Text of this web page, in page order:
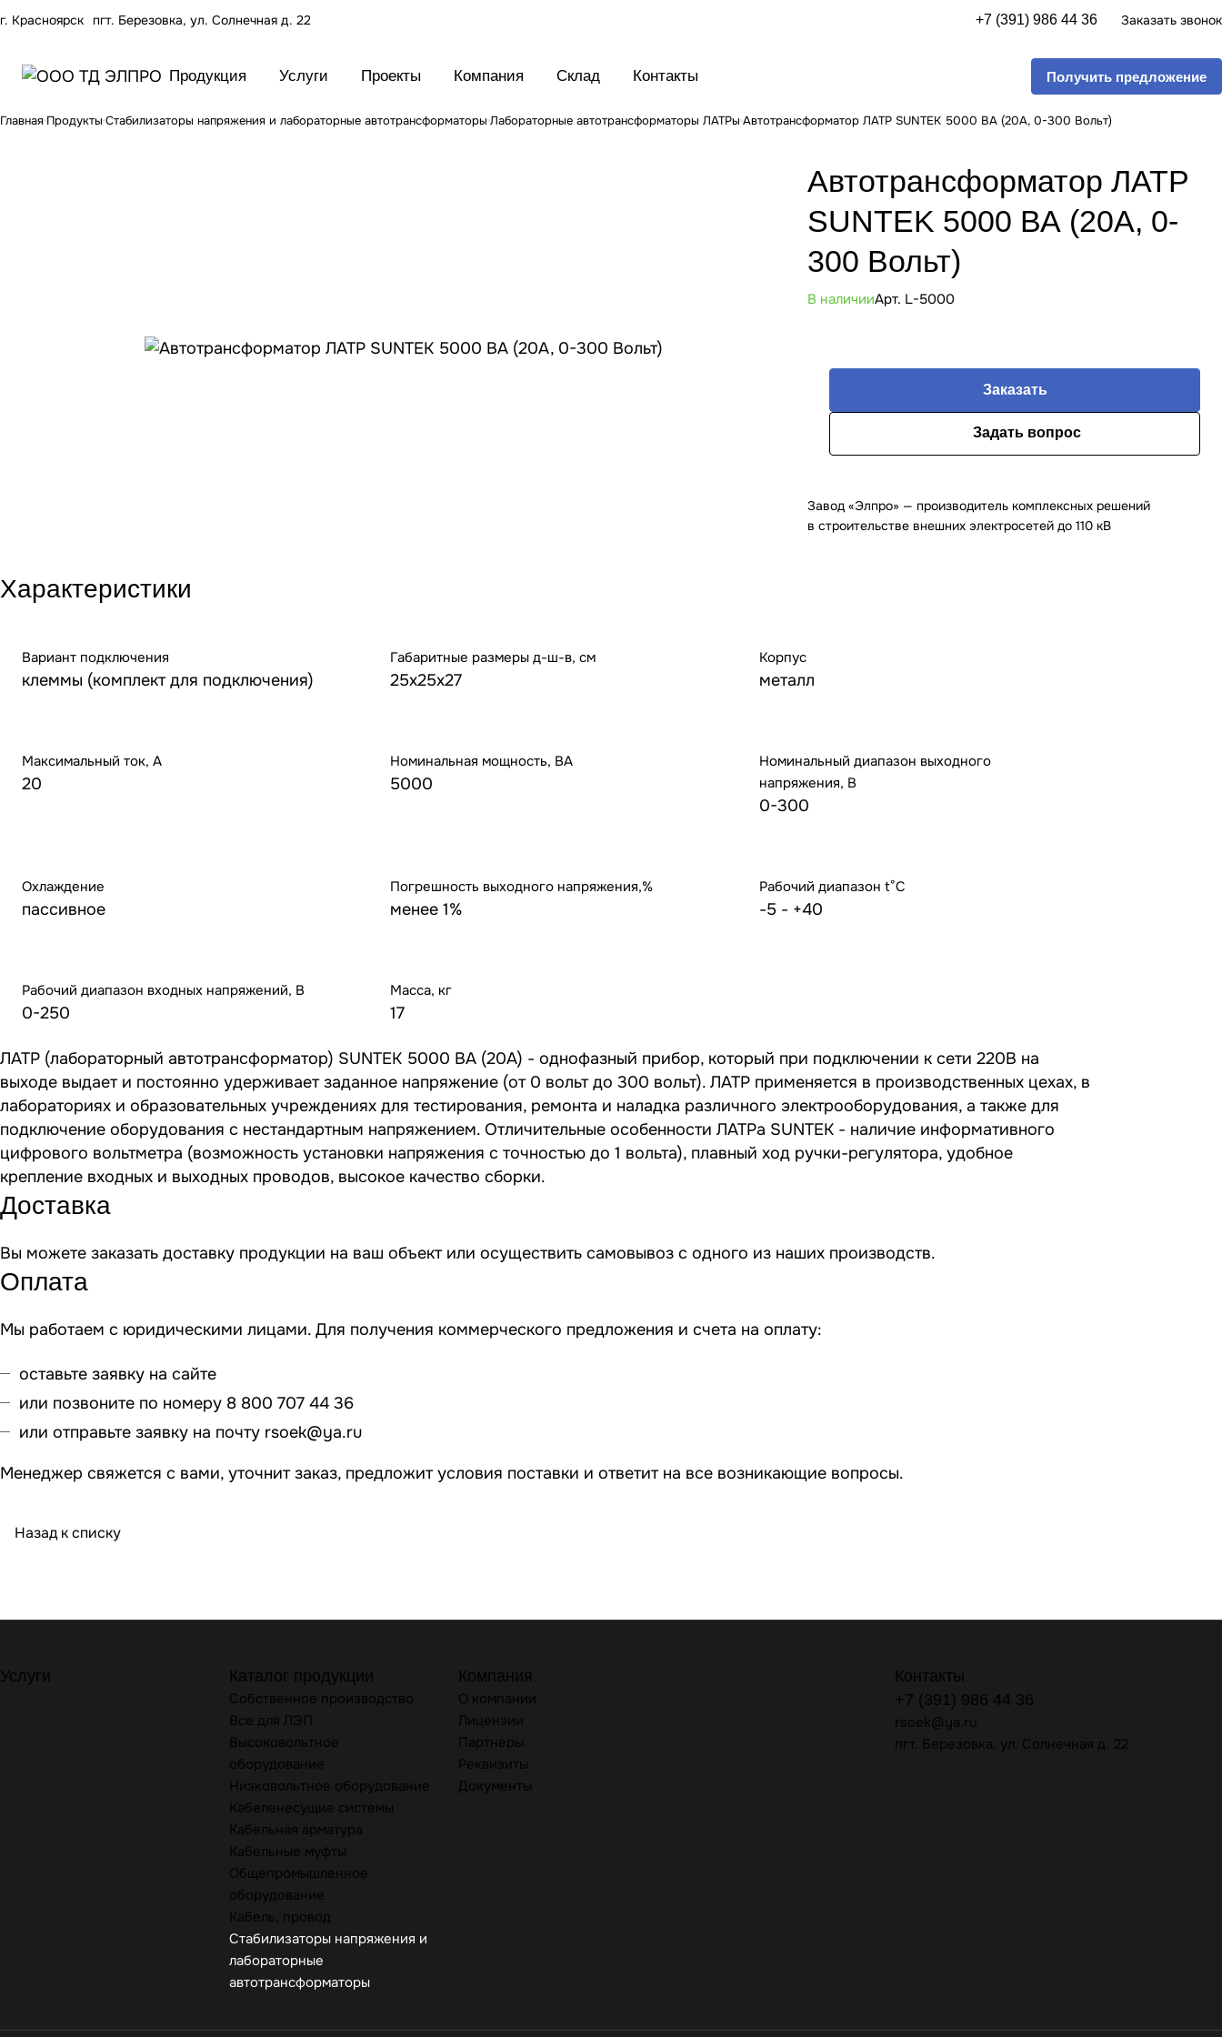
г. Красноярск пгт. Березовка, ул. Солнечная д. 22 +7 (391) 986 44 36 Заказать звонок
Продукция Услуги Проекты Компания Склад Контакты Получить предложение
Главная Продукты Стабилизаторы напряжения и лабораторные автотрансформаторы Лабораторные автотрансформаторы ЛАТРы Автотрансформатор ЛАТР SUNTEK 5000 ВА (20А, 0-300 Вольт)
Автотрансформатор ЛАТР
SUNTEK 5000 ВА (20А, 0-
300 Вольт)
В наличииАрт. L-5000
Заказать
Задать вопрос
Завод «Элпро» — производитель комплексных решений
в строительстве внешних электросетей до 110 кВ
Характеристики
Вариант подключения
клеммы (комплект для подключения)
Габаритные размеры д-ш-в, см
25х25х27
Корпус
металл
Максимальный ток, А
20
Номинальная мощность, ВА
5000
Номинальный диапазон выходного
напряжения, В
0-300
Охлаждение
пассивное
Погрешность выходного напряжения,%
менее 1%
Рабочий диапазон t°С
-5 - +40
Рабочий диапазон входных напряжений, В
0-250
Масса, кг
17
ЛАТР (лабораторный автотрансформатор) SUNTEK 5000 ВА (20А) - однофазный прибор, который при подключении к сети 220В на
выходе выдает и постоянно удерживает заданное напряжение (от 0 вольт до 300 вольт). ЛАТР применяется в производственных цехах, в
лабораториях и образовательных учреждениях для тестирования, ремонта и наладка различного электрооборудования, а также для
подключение оборудования с нестандартным напряжением. Отличительные особенности ЛАТРа SUNTEK - наличие информативного
цифрового вольтметра (возможность установки напряжения с точностью до 1 вольта), плавный ход ручки-регулятора, удобное
крепление входных и выходных проводов, высокое качество сборки.
Доставка
Вы можете заказать доставку продукции на ваш объект или осуществить самовывоз с одного из наших производств.
Оплата
Мы работаем с юридическими лицами. Для получения коммерческого предложения и счета на оплату:
оставьте заявку на сайте
или позвоните по номеру 8 800 707 44 36
или отправьте заявку на почту rsoek@ya.ru
Менеджер свяжется с вами, уточнит заказ, предложит условия поставки и ответит на все возникающие вопросы.
Назад к списку
Услуги
Каталог продукции
Собственное производство
Все для ЛЭП
Высоковольтное
оборудование
Низковольтное оборудование
Кабеленесущие системы
Кабельная арматура
Кабельные муфты
Общепромышленное
оборудование
Кабель, провод
Стабилизаторы напряжения и
лабораторные
автотрансформаторы
Компания
О компании
Лицензии
Партнеры
Реквизиты
Документы
Контакты
+7 (391) 986 44 36
rsoek@ya.ru
пгт. Березовка, ул. Солнечная д. 22